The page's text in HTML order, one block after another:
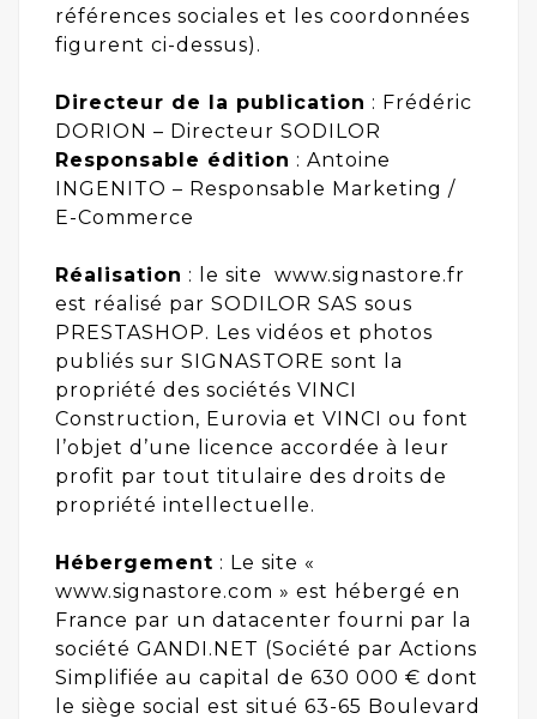
références sociales et les coordonnées
figurent ci-dessus).
Directeur de la publication : Frédéric
DORION – Directeur SODILOR
Responsable édition : Antoine
INGENITO – Responsable Marketing /
E-Commerce
Réalisation : le site www.signastore.fr
est réalisé par SODILOR SAS sous
PRESTASHOP. Les vidéos et photos
publiés sur SIGNASTORE sont la
propriété des sociétés VINCI
Construction, Eurovia et VINCI ou font
l’objet d’une licence accordée à leur
profit par tout titulaire des droits de
propriété intellectuelle.
Hébergement : Le site «
www.signastore.com » est hébergé en
France par un datacenter fourni par la
société GANDI.NET (Société par Actions
Simplifiée au capital de 630 000 € dont
le siège social est situé 63-65 Boulevard